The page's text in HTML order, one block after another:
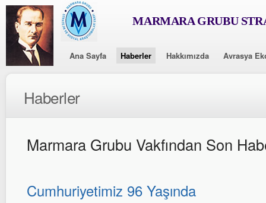
MARMARA GRUBU
Ana Sayfa Haberler Hakkımızda Avrasya
Haberler
Marmara Grubu Vakfından Son
Cumhuriyetimiz 96 Yaşında